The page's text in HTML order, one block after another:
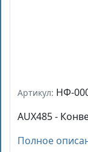
Артикул: НФ-
AUX485 -
Полное